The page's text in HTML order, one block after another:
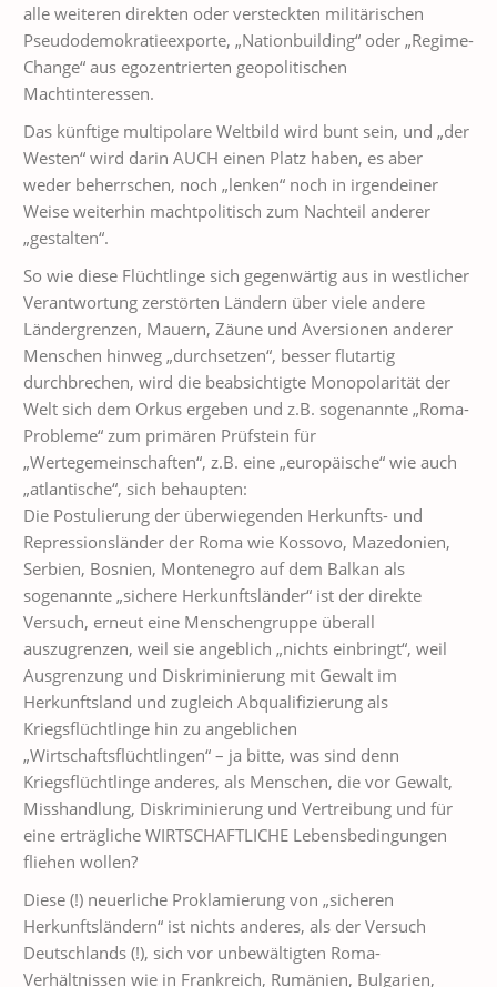
alle weiteren direkten oder versteckten militärischen
Pseudodemokratieexporte, „Nationbuilding“ oder „Regime-
Change“ aus egozentrierten geopolitischen
Machtinteressen.
Das künftige multipolare Weltbild wird bunt sein, und „der
Westen“ wird darin AUCH einen Platz haben, es aber
weder beherrschen, noch „lenken“ noch in irgendeiner
Weise weiterhin machtpolitisch zum Nachteil anderer
„gestalten“.
So wie diese Flüchtlinge sich gegenwärtig aus in westlicher
Verantwortung zerstörten Ländern über viele andere
Ländergrenzen, Mauern, Zäune und Aversionen anderer
Menschen hinweg „durchsetzen“, besser flutartig
durchbrechen, wird die beabsichtigte Monopolarität der
Welt sich dem Orkus ergeben und z.B. sogenannte „Roma-
Probleme“ zum primären Prüfstein für
„Wertegemeinschaften“, z.B. eine „europäische“ wie auch
„atlantische“, sich behaupten:
Die Postulierung der überwiegenden Herkunfts- und
Repressionsländer der Roma wie Kossovo, Mazedonien,
Serbien, Bosnien, Montenegro auf dem Balkan als
sogenannte „sichere Herkunftsländer“ ist der direkte
Versuch, erneut eine Menschengruppe überall
auszugrenzen, weil sie angeblich „nichts einbringt“, weil
Ausgrenzung und Diskriminierung mit Gewalt im
Herkunftsland und zugleich Abqualifizierung als
Kriegsflüchtlinge hin zu angeblichen
„Wirtschaftsflüchtlingen“ – ja bitte, was sind denn
Kriegsflüchtlinge anderes, als Menschen, die vor Gewalt,
Misshandlung, Diskriminierung und Vertreibung und für
eine erträgliche WIRTSCHAFTLICHE Lebensbedingungen
fliehen wollen?
Diese (!) neuerliche Proklamierung von „sicheren
Herkunftsländern“ ist nichts anderes, als der Versuch
Deutschlands (!), sich vor unbewältigten Roma-
Verhältnissen wie in Frankreich, Rumänien, Bulgarien,